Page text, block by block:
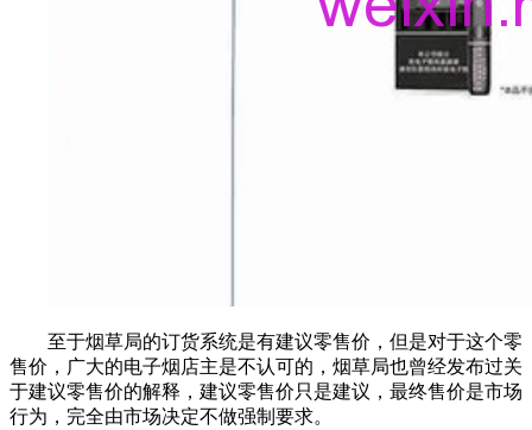
至于烟草局的订货系统是有建议零售价，但是对于这个零
售价，广大的电子烟店主是不认可的，烟草局也曾经发布过关
于建议零售价的解释，建议零售价只是建议，最终售价是市场
行为，完全由市场决定不做强制要求。